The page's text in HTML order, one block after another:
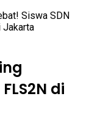
Siswa SDN
Jakarta
di